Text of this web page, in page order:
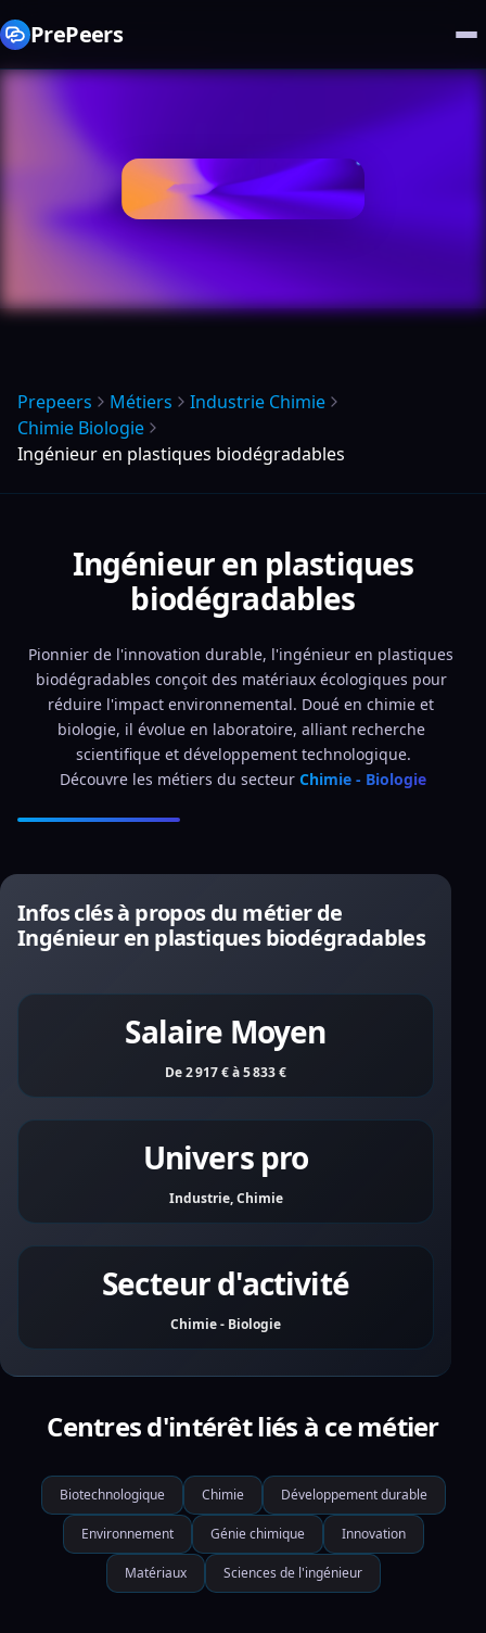
PrePeers
Prepeers Métiers
Industrie Chimie
Chimie Biologie
Ingénieur en plastiques biodégradables
Ingénieur en plastiques
biodégradables
Pionnier de l'innovation durable, l'ingénieur en plastiques
biodégradables conçoit des matériaux écologiques pour
réduire l'impact environnemental. Doué en chimie et
biologie, il évolue en laboratoire, alliant recherche
scientifique et développement technologique.
Découvre les métiers du secteur Chimie - Biologie
Infos clés à propos du métier de
Ingénieur en plastiques biodégradables
Salaire Moyen
De 2 917 € à 5 833 €
Univers pro
Industrie, Chimie
Secteur d'activité
Chimie - Biologie
Centres d'intérêt liés à ce métier
Biotechnologique Chimie Développement durable
Environnement Génie chimique Innovation
Matériaux Sciences de l'ingénieur